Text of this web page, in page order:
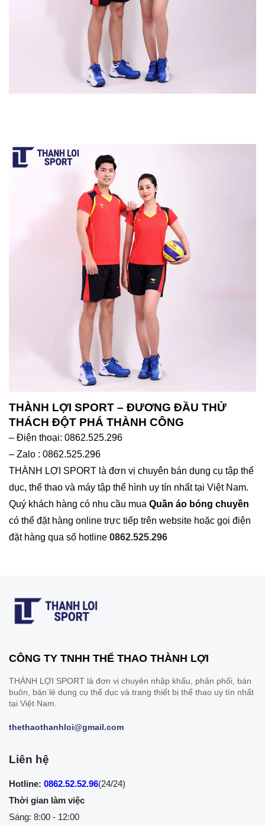
THÀNH LỢI SPORT – ĐƯƠNG ĐẦU THỬ
THÁCH ĐỘT PHÁ THÀNH CÔNG
– Điện thoại: 0862.525.296
– Zalo : 0862.525.296
THÀNH LỢI SPORT là đơn vị chuyên bán dụng cụ tập thể
dục, thể thao và máy tập thể hình uy tín nhất tại Việt Nam.
Quý khách hàng có nhu cầu mua Quần áo bóng chuyền
có thể đặt hàng online trực tiếp trên website hoặc gọi điện
đặt hàng qua số hotline 0862.525.296
CÔNG TY TNHH THỂ THAO THÀNH LỢI
THÀNH LỢI SPORT là đơn vị chuyên nhập khẩu, phân phối, bán
buôn, bán lẻ dụng cụ thể dục và trang thiết bị thể thao uy tín nhất
tại Việt Nam.
thethaothanhloi@gmail.com
Liên hệ
Hotline: 0862.52.52.96(24/24)
Thời gian làm việc
Sáng: 8:00 - 12:00